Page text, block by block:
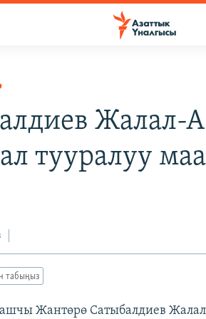
Жалал-
тууралуу
табыңыз
Жантөрө Сатыбалдиев